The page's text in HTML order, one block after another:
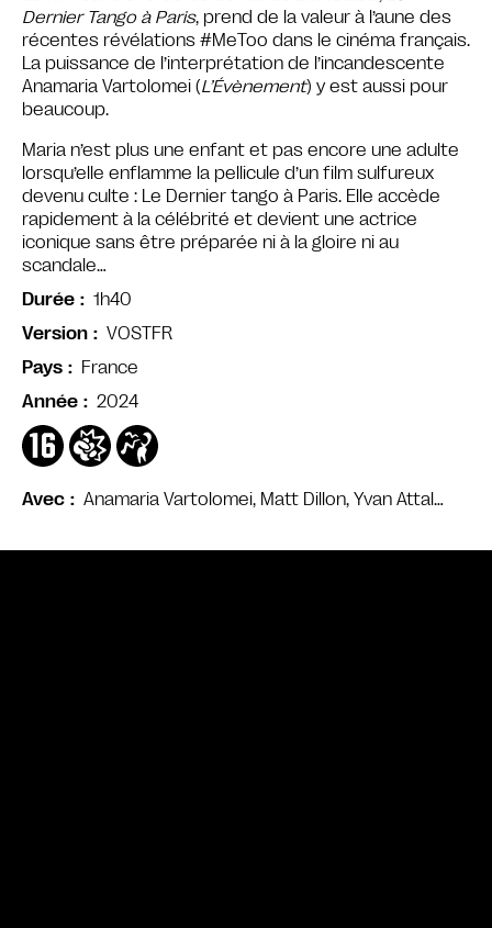
Avec Anamaria Vartolomei, Matt Dillon, Yvan Attal…
Dernier Tango à Paris, prend de la valeur à l’aune des
récentes révélations #MeToo dans le cinéma français.
La puissance de l’interprétation de l’incandescente
Anamaria Vartolomei (L’Évènement) y est aussi pour
beaucoup.
Maria n’est plus une enfant et pas encore une adulte
lorsqu’elle enflamme la pellicule d’un film sulfureux
devenu culte : Le Dernier tango à Paris. Elle accède
rapidement à la célébrité et devient une actrice
iconique sans être préparée ni à la gloire ni au
scandale…
Durée
1h40
Version
VOSTFR
Pays
France
Année
2024